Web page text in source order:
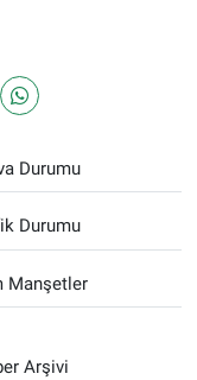
Durumu
Durumu
Manşetler
Arşivi